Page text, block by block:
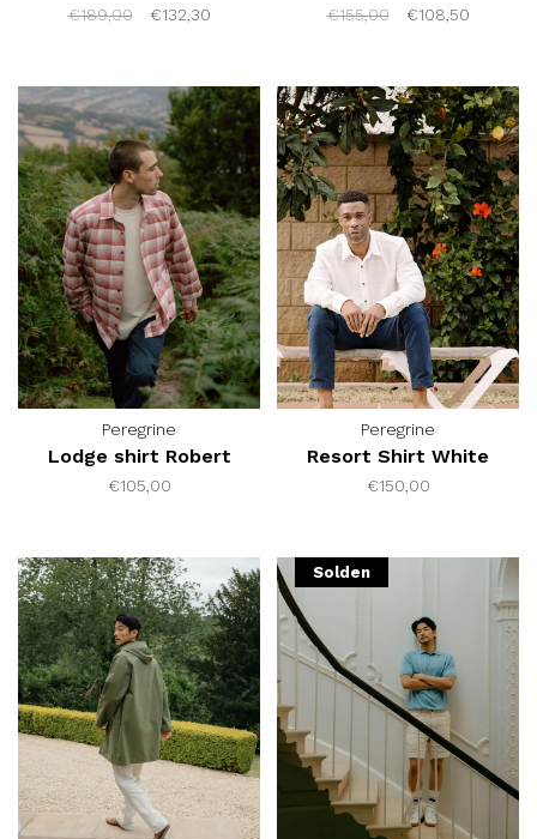
€189,00 €132,30 €155,00 €108,50
Peregrine
Lodge shirt Robert
€105,00
Peregrine
Resort Shirt White
€150,00
Solden